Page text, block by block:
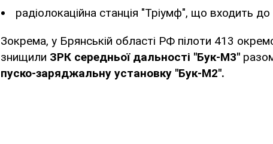
радіолокаційна станція "Тріумф", що входить
Зокрема, у Брянській області РФ пілоти 413
знищили ЗРК середньої дальності "Бук-М3"
пуско-заряджальну установку "Бук-М2".